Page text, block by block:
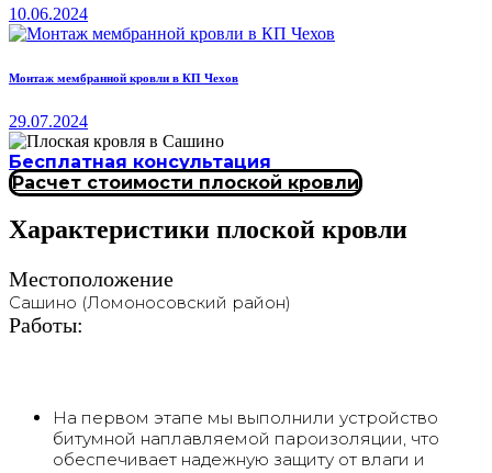
10.06.2024
Монтаж мембранной кровли в КП Чехов
29.07.2024
Бесплатная консультация
Расчет стоимости плоской кровли
Характеристики плоской кровли
Местоположение
Сашино (Ломоносовский район)
Работы:
На первом этапе мы выполнили устройство
битумной наплавляемой пароизоляции, что
обеспечивает надежную защиту от влаги и